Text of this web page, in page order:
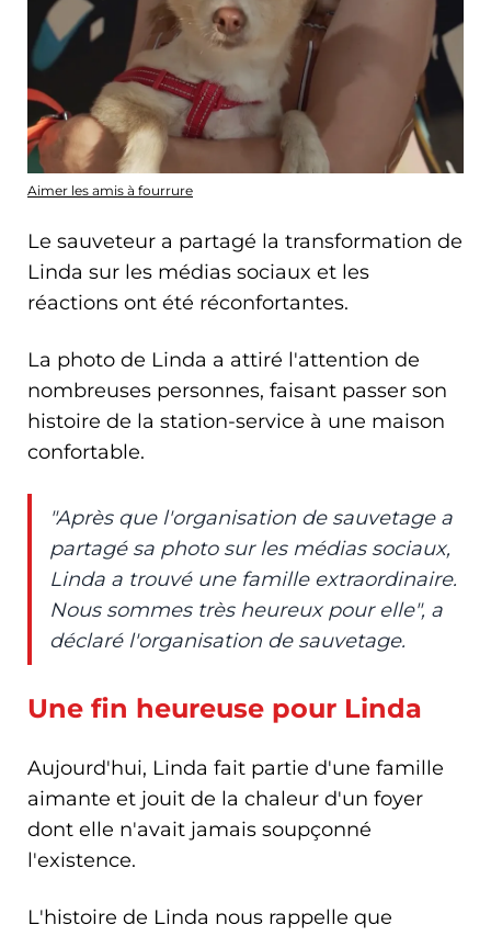
Aimer les amis à fourrure
Le sauveteur a partagé la transformation de
Linda sur les médias sociaux et les
réactions ont été réconfortantes.
La photo de Linda a attiré l'attention de
nombreuses personnes, faisant passer son
histoire de la station-service à une maison
confortable.
"Après que l'organisation de sauvetage a
partagé sa photo sur les médias sociaux,
Linda a trouvé une famille extraordinaire.
Nous sommes très heureux pour elle", a
déclaré l'organisation de sauvetage.
Une fin heureuse pour Linda
Aujourd'hui, Linda fait partie d'une famille
aimante et jouit de la chaleur d'un foyer
dont elle n'avait jamais soupçonné
l'existence.
L'histoire de Linda nous rappelle que